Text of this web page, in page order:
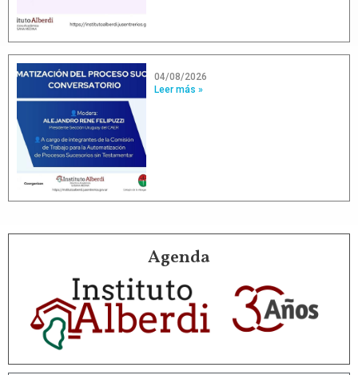
04/08/2026
Leer más »
Agenda